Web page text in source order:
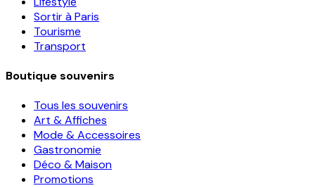
Sortir à Paris
Tourisme
Transport
Boutique souvenirs
Tous les souvenirs
Art & Affiches
Mode & Accessoires
Gastronomie
Déco & Maison
Promotions